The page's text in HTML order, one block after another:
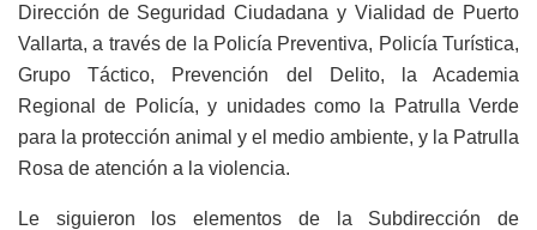
Dirección de Seguridad Ciudadana y Vialidad de Puerto
Vallarta, a través de la Policía Preventiva, Policía Turística,
Grupo Táctico, Prevención del Delito, la Academia
Regional de Policía, y unidades como la Patrulla Verde
para la protección animal y el medio ambiente, y la Patrulla
Rosa de atención a la violencia.
Le siguieron los elementos de la Subdirección de